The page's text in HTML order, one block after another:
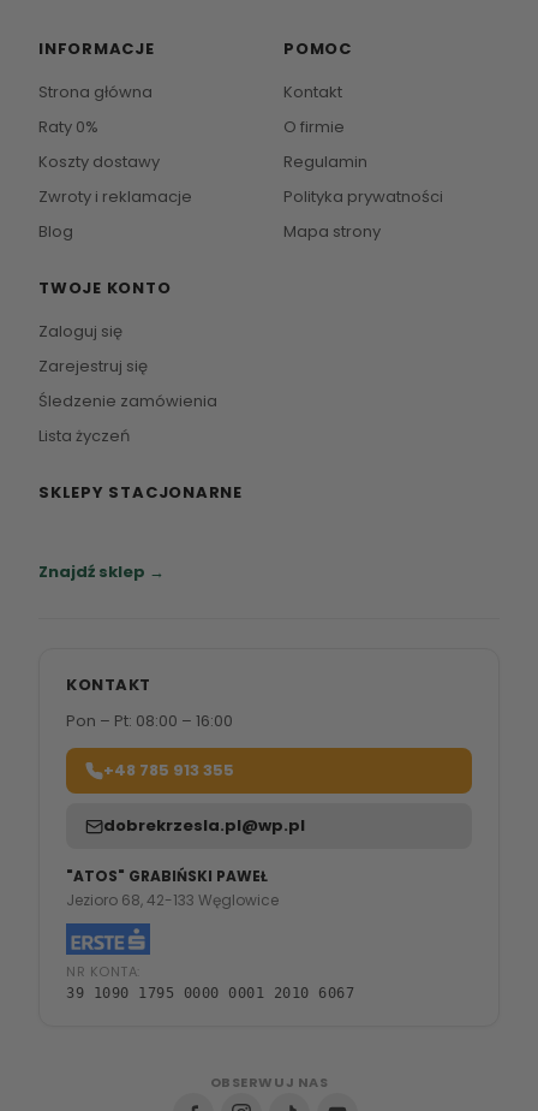
INFORMACJE
Strona główna
Raty 0%
Koszty dostawy
Zwroty i reklamacje
Blog
POMOC
Kontakt
O firmie
Regulamin
Polityka prywatności
Mapa strony
TWOJE KONTO
Zaloguj się
Zarejestruj się
Śledzenie zamówienia
Lista życzeń
SKLEPY STACJONARNE
Znajdź sklep →
KONTAKT
Pon – Pt: 08:00 – 16:00
+48 785 913 355
dobrekrzesla.pl@wp.pl
"ATOS" GRABIŃSKI PAWEŁ
Jezioro 68, 42-133 Węglowice
NR KONTA:
39 1090 1795 0000 0001 2010 6067
OBSERWUJ NAS